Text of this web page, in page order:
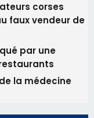
corses
faux vendeur de
par une
la médecine